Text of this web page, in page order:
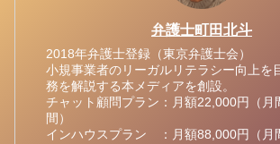
弁護士町田北斗
2018年弁護士登録（東京弁護士会）
小規事業者のリーガルリテラシー向上を
務を解説する本メディアを創設。
チャット顧問プラン：月額22,000円（月
間）
インハウスプラン ：月額88,000円（月